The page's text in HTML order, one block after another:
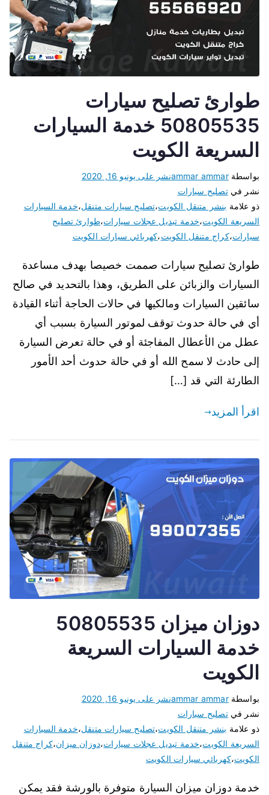
طوارئ تصليح سيارات
50805535 خدمة السيارات
السريعة الكويت
بواسطةammar ammarنشر على يونيو 16, 2020
نشر فيتصليح سيارات
ذو علامة بنشر متنقل الكويت،تصليح سيارات متنقل،خدمة السيارات
السريعة الكويت،خدمة تبديل عجلات سيارات،طوارئ تصليح
سيارات،كراج متنقل الكويت،كهربائي سيارات الكويت
طوارئ تصليح سيارات صممت خصيصا بهدف مساعدة
السيارات والزبائن على الطريق، وهذا بالتحديد في صالح
سائقين السيارات ومالكيها في حالات الحاجة أثناء القيادة
أي في حالة حدوث توقف لموتور السيارة بسبب أي
عطل من الأعطال المفاجئة أو في حالة تعرض السيارة
إلى حادث لا سمح الله أو في حالة حدوث أحد الأمور
الطارئة التي قد […]
اقرأ المزيد
دوزان ميزان 50805535
خدمة السيارات السريعة
الكويت
بواسطةammar ammarنشر على يونيو 16, 2020
نشر فيتصليح سيارات
ذو علامة بنشر متنقل الكويت،تصليح سيارات متنقل،خدمة السيارات
السريعة الكويت،خدمة تبديل عجلات سيارات،دوزان ميزان،كراج متنقل
الكويت،كهربائي سيارات الكويت
خدمة دوزان ميزان السيارة متوفرة بالورشة فقد يمكن